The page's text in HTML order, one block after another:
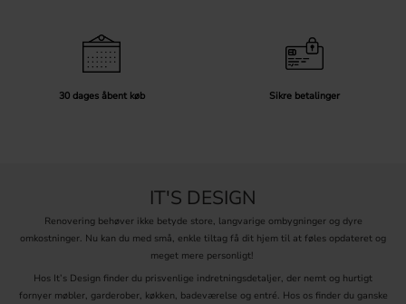
30 dages åbent køb Sikre betalinger
IT'S DESIGN
Renovering behøver ikke betyde store, langvarige ombygninger og dyre
omkostninger. Nu kan du med små, enkle tiltag få dit hjem til at føles opdateret og
meget mere personligt!
Hos It’s Design finder du prisvenlige indretningsdetaljer, der nemt og hurtigt
fornyer møbler, garderober, køkken, badeværelse og entré. Hos os finder du ganske